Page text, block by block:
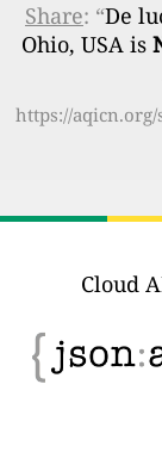
Share: “De
Ohio, USA is
https://
Cloud